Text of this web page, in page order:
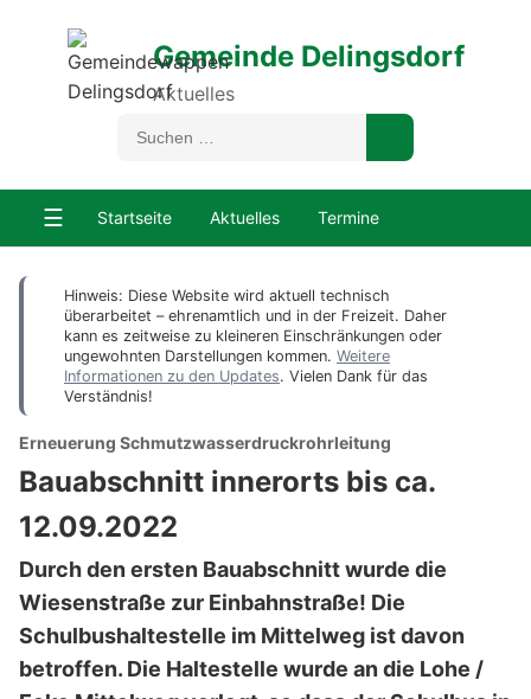
Gemeinde Delingsdorf
Aktuelles
☰ Startseite Aktuelles Termine
Hinweis: Diese Website wird aktuell technisch
überarbeitet – ehrenamtlich und in der Freizeit. Daher
kann es zeitweise zu kleineren Einschränkungen oder
ungewohnten Darstellungen kommen. Weitere
Informationen zu den Updates. Vielen Dank für das
Verständnis!
Erneuerung Schmutzwasserdruckrohrleitung
Bauabschnitt innerorts bis ca.
12.09.2022
Durch den ersten Bauabschnitt wurde die
Wiesenstraße zur Einbahnstraße! Die
Schulbushaltestelle im Mittelweg ist davon
betroffen. Die Haltestelle wurde an die Lohe /